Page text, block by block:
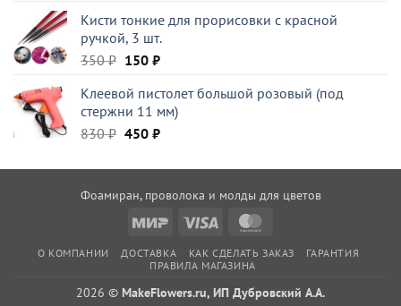
Кисти тонкие для прорисовки с красной
ручкой, 3 шт.
350₽ Первоначальная
составляла
350 ₽.
150 ₽Текущая
150 ₽.
Клеевой пистолет большой розовый (под
стержни 11 мм)
830₽ Первоначальная
составляла
450 ₽Текущая
450 ₽.
Фоамиран, проволока и молды для цветов
Mir
Visa
О КОМПАНИИ ДОСТАВКА КАК СДЕЛАТЬ ЗАКАЗ
ГАРАНТИЯ
ПРАВИЛА МАГАЗИНА
2026 © MakeFlowers.ru, ИП Дубровский А.А.